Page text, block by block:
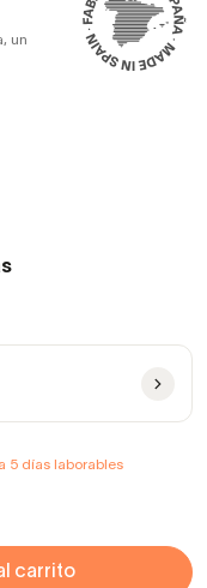
un
5 días laborables
carrito